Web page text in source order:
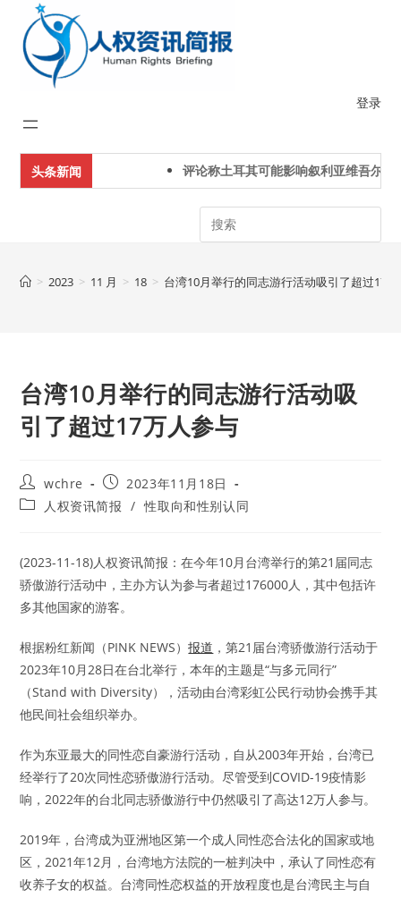
content
登录
头条新闻 评论称土耳其可能影响叙利亚维吾尔人
Search
> 2023 > 11 月 > 18 > 台湾10月举行的同志游行活动吸引了超过17
台湾10月举行的同志游行活动吸
引了超过17万人参与
Post
author:
wchre
Post
published:
2023年11月18日
Post 人权资讯简报 / 性取向和性别认同
(2023-11-18)人权资讯简报：在今年10月台湾举行的第21届同志
骄傲游行活动中，主办方认为参与者超过176000人，其中包括许
多其他国家的游客。
根据粉红新闻（PINK NEWS）报道 ，第21届台湾骄傲游行活动于
2023年10月28日在台北举行，本年的主题是“与多元同行”
（Stand with Diversity），活动由台湾彩虹公民行动协会携手其
他民间社会组织举办。
作为东亚最大的同性恋自豪游行活动，自从2003年开始，台湾已
经举行了20次同性恋骄傲游行活动。尽管受到COVID-19疫情影
响，2022年的台北同志骄傲游行中仍然吸引了高达12万人参与。
2019年，台湾成为亚洲地区第一个成人同性恋合法化的国家或地
区，2021年12月，台湾地方法院的一桩判决中，承认了同性恋有
收养子女的权益。台湾同性恋权益的开放程度也是台湾民主与自